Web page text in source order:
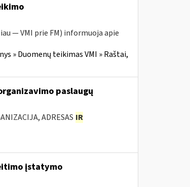
— VMI prie FM) informuoja apie
» Duomenų teikimas VMI » Raštai,
paslaugų
ADRESAS IR
įstatymo